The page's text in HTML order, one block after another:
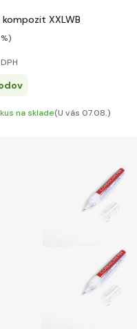
XXLWB
na sklade(U vás 07.08.)